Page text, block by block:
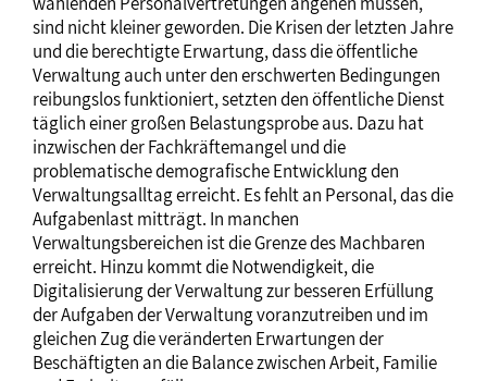
sind nicht kleiner geworden. Die Krisen der letzten Jahre
und die berechtigte Erwartung, dass die öffentliche
Verwaltung auch unter den erschwerten Bedingungen
reibungslos funktioniert, setzten den öffentliche Dienst
täglich einer großen Belastungsprobe aus. Dazu hat
inzwischen der Fachkräftemangel und die
problematische demografische Entwicklung den
Verwaltungsalltag erreicht. Es fehlt an Personal, das die
Aufgabenlast mitträgt. In manchen
Verwaltungsbereichen ist die Grenze des Machbaren
erreicht. Hinzu kommt die Notwendigkeit, die
Digitalisierung der Verwaltung zur besseren Erfüllung
der Aufgaben der Verwaltung voranzutreiben und im
gleichen Zug die veränderten Erwartungen der
Beschäftigten an die Balance zwischen Arbeit, Familie